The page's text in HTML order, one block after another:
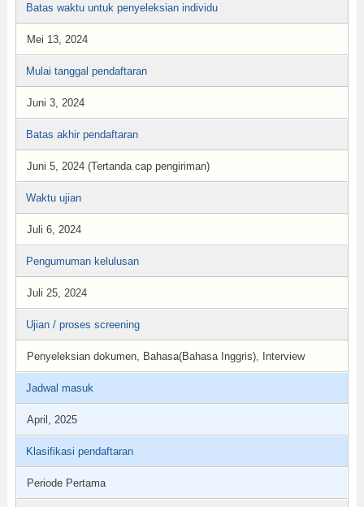
Batas waktu untuk penyeleksian individu
Mei 13, 2024
Mulai tanggal pendaftaran
Juni 3, 2024
Batas akhir pendaftaran
Juni 5, 2024 (Tertanda cap pengiriman)
Waktu ujian
Juli 6, 2024
Pengumuman kelulusan
Juli 25, 2024
Ujian / proses screening
Penyeleksian dokumen, Bahasa(Bahasa Inggris), Interview
Jadwal masuk
April, 2025
Klasifikasi pendaftaran
Periode Pertama